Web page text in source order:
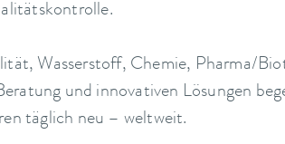
Wasserstoff, Chemie, Pharma/
und innovativen Lösungen
täglich neu – weltweit.